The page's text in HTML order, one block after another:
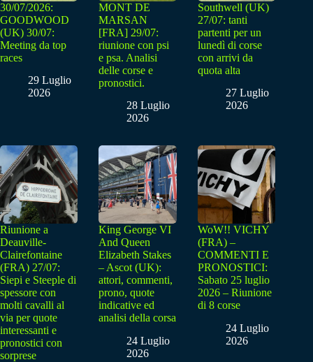
30/07/2026:
GOODWOOD
(UK) 30/07:
Meeting da top
races
29 Luglio
2026
MONT DE
MARSAN
[FRA] 29/07:
riunione con psi
e psa. Analisi
delle corse e
pronostici.
28 Luglio
2026
Southwell (UK)
27/07: tanti
partenti per un
lunedì di corse
con arrivi da
quota alta
27 Luglio
2026
Riunione a
Deauville-
Clairefontaine
(FRA) 27/07:
Siepi e Steeple di
spessore con
molti cavalli al
via per quote
interessanti e
pronostici con
sorprese
King George VI
And Queen
Elizabeth Stakes
– Ascot (UK):
attori, commenti,
prono, quote
indicative ed
analisi della corsa
24 Luglio
2026
WoW!! VICHY
(FRA) –
COMMENTI E
PRONOSTICI:
Sabato 25 luglio
2026 – Riunione
di 8 corse
24 Luglio
2026